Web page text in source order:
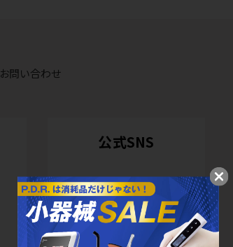
お問い合わせ
公式SNS